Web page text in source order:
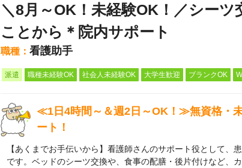
＼8月～OK！未経験OK！／シー
ことから＊院内サポート
職種： 看護助手
派遣 職種未経験OK 社会人未経験OK 大学生歓迎 ブランクOK
≪1日4時間～＆週2日～OK！≫無資格・
ート！
【あくまでお手伝いから】看護師さんのサポート役として、
です。ベッドのシーツ交換や、食事の配膳・後片付けなど、